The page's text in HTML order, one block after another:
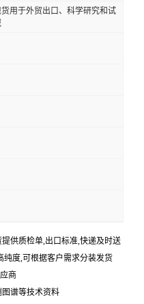
用于外贸出口、科学研究和试
供质检单,出口标准,快递及时送
纯度,可根据客户需求分装发货
商
谱等技术资料